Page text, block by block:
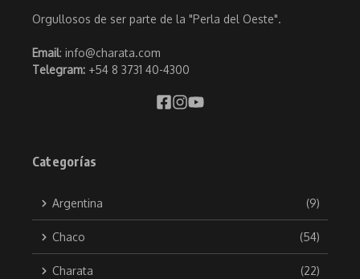
Orgullosos de ser parte de la "Perla del Oeste".
Email: info@charata.com
Telegram: +54 8 3731 40-4300
Categorías
Argentina (9)
Chaco (54)
Charata (22)